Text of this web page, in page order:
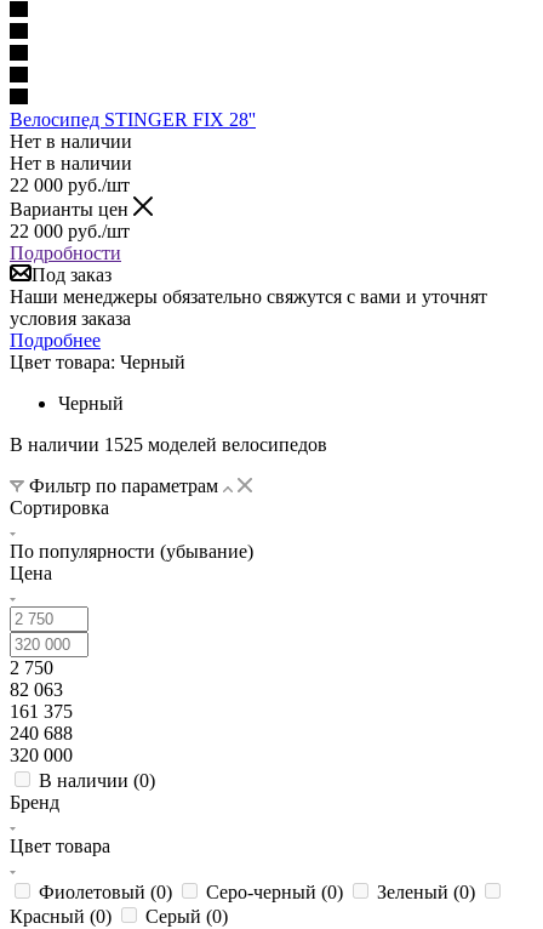
Велосипед STINGER FIX 28''
Нет в наличии
Нет в наличии
22 000 руб./шт
Варианты цен
22 000 руб./шт
Подробности
Под заказ
Наши менеджеры обязательно свяжутся с вами и уточнят
условия заказа
Подробнее
Цвет товара: Черный
Черный
В наличии 1525 моделей велосипедов
Фильтр по параметрам
Сортировка
По популярности (убывание)
Цена
2 750
82 063
161 375
240 688
320 000
В наличии (0)
Бренд
Цвет товара
Фиолетовый (0) Серо-черный (0) Зеленый (0)
Красный (0) Серый (0)